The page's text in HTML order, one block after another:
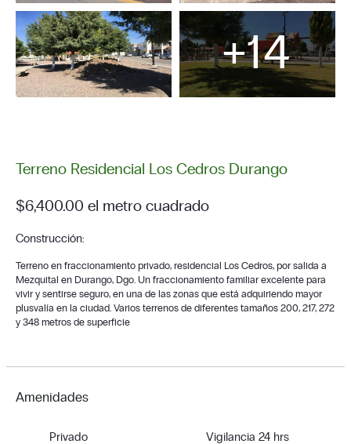
+14
Terreno Residencial Los Cedros Durango
$6,400.00 el metro cuadrado
Construcción:
Terreno en fraccionamiento privado, residencial Los Cedros, por salida a
Mezquital en Durango, Dgo. Un fraccionamiento familiar excelente para
vivir y sentirse seguro, en una de las zonas que está adquiriendo mayor
plusvalía en la ciudad. Varios terrenos de diferentes tamaños 200, 217, 272
y 348 metros de superficie
Amenidades
Privado Vigilancia 24 hrs